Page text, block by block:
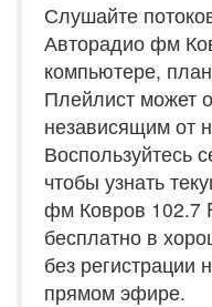
Слушайте
Авторадио фм
компьютере,
Плейлист может
независящим от
Воспользуйтесь
чтобы узнать
фм Ковров 102.7
бесплатно в
без регистрации
прямом эфире.